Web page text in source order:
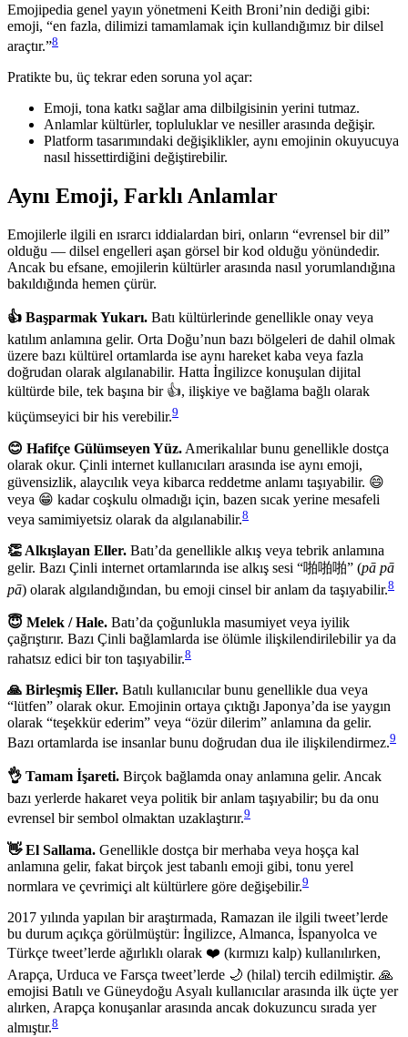
Emojipedia genel yayın yönetmeni Keith Broni’nin dediği gibi:
emoji, “en fazla, dilimizi tamamlamak için kullandığımız bir dilsel
araçtır.”8
Pratikte bu, üç tekrar eden soruna yol açar:
Emoji, tona katkı sağlar ama dilbilgisinin yerini tutmaz.
Anlamlar kültürler, topluluklar ve nesiller arasında değişir.
Platform tasarımındaki değişiklikler, aynı emojinin okuyucuya
nasıl hissettirdiğini değiştirebilir.
Aynı Emoji, Farklı Anlamlar
Emojilerle ilgili en ısrarcı iddialardan biri, onların “evrensel bir dil”
olduğu — dilsel engelleri aşan görsel bir kod olduğu yönündedir.
Ancak bu efsane, emojilerin kültürler arasında nasıl yorumlandığına
bakıldığında hemen çürür.
👍 Başparmak Yukarı. Batı kültürlerinde genellikle onay veya
katılım anlamına gelir. Orta Doğu’nun bazı bölgeleri de dahil olmak
üzere bazı kültürel ortamlarda ise aynı hareket kaba veya fazla
doğrudan olarak algılanabilir. Hatta İngilizce konuşulan dijital
kültürde bile, tek başına bir 👍, ilişkiye ve bağlama bağlı olarak
küçümseyici bir his verebilir.9
😊 Hafifçe Gülümseyen Yüz. Amerikalılar bunu genellikle dostça
olarak okur. Çinli internet kullanıcıları arasında ise aynı emoji,
güvensizlik, alaycılık veya kibarca reddetme anlamı taşıyabilir. 😄
veya 😁 kadar coşkulu olmadığı için, bazen sıcak yerine mesafeli
veya samimiyetsiz olarak da algılanabilir.8
👏 Alkışlayan Eller. Batı’da genellikle alkış veya tebrik anlamına
gelir. Bazı Çinli internet ortamlarında ise alkış sesi “啪啪啪” (pā pā
pā) olarak algılandığından, bu emoji cinsel bir anlam da taşıyabilir.8
😇 Melek / Hale. Batı’da çoğunlukla masumiyet veya iyilik
çağrıştırır. Bazı Çinli bağlamlarda ise ölümle ilişkilendirilebilir ya da
rahatsız edici bir ton taşıyabilir.8
🙏 Birleşmiş Eller. Batılı kullanıcılar bunu genellikle dua veya
“lütfen” olarak okur. Emojinin ortaya çıktığı Japonya’da ise yaygın
olarak “teşekkür ederim” veya “özür dilerim” anlamına da gelir.
Bazı ortamlarda ise insanlar bunu doğrudan dua ile ilişkilendirmez.9
👌 Tamam İşareti. Birçok bağlamda onay anlamına gelir. Ancak
bazı yerlerde hakaret veya politik bir anlam taşıyabilir; bu da onu
evrensel bir sembol olmaktan uzaklaştırır.9
👋 El Sallama. Genellikle dostça bir merhaba veya hoşça kal
anlamına gelir, fakat birçok jest tabanlı emoji gibi, tonu yerel
normlara ve çevrimiçi alt kültürlere göre değişebilir.9
2017 yılında yapılan bir araştırmada, Ramazan ile ilgili tweet’lerde
bu durum açıkça görülmüştür: İngilizce, Almanca, İspanyolca ve
Türkçe tweet’lerde ağırlıklı olarak ❤️ (kırmızı kalp) kullanılırken,
Arapça, Urduca ve Farsça tweet’lerde 🌙 (hilal) tercih edilmiştir. 🙏
emojisi Batılı ve Güneydoğu Asyalı kullanıcılar arasında ilk üçte yer
alırken, Arapça konuşanlar arasında ancak dokuzuncu sırada yer
almıştır.8